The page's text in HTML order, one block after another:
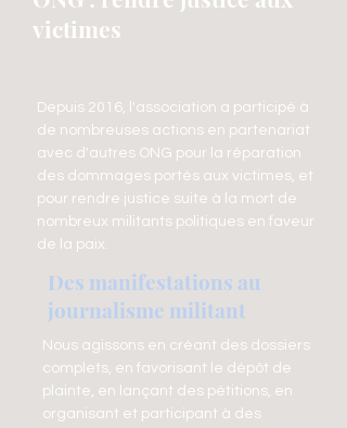
victimes
Depuis 2016, l'association a participé à
de nombreuses actions en partenariat
avec d'autres ONG pour la réparation
des dommages portés aux victimes, et
pour rendre justice suite à la mort de
nombreux militants politiques en faveur
de la paix.
Des manifestations au
journalisme militant
Nous agissons en créant des dossiers
complets, en favorisant le dépôt de
plainte, en lançant des pétitions, en
organisant et participant à des